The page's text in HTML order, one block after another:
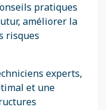
pratiques
améliorer la
risques
experts,
et une